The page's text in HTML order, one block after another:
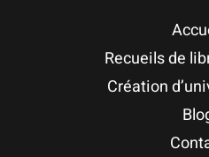
Recueils de
Création